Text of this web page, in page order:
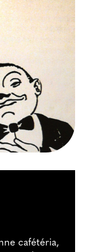
cafétéria,